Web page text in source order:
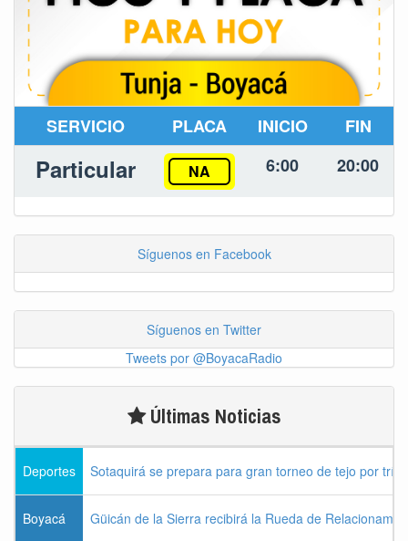
SERVICIO PLACA INICIO FIN
Particular NA 6:00 20:00
Síguenos en Facebook
Síguenos en Twitter
Tweets por @BoyacaRadio
Últimas Noticias
Deportes Sotaquirá se prepara para gran torneo de tejo por tríos
Boyacá Güicán de la Sierra recibirá la Rueda de